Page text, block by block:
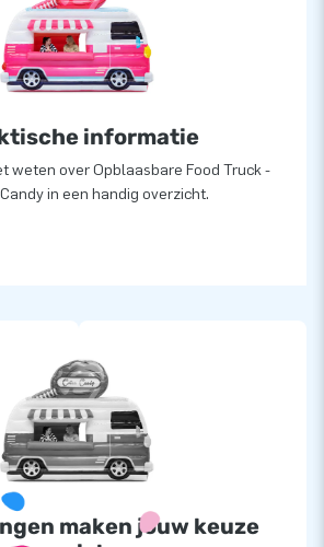
informatie
weten over Opblaasbare Food Truck -
in een handig overzicht.
maken jouw keuze